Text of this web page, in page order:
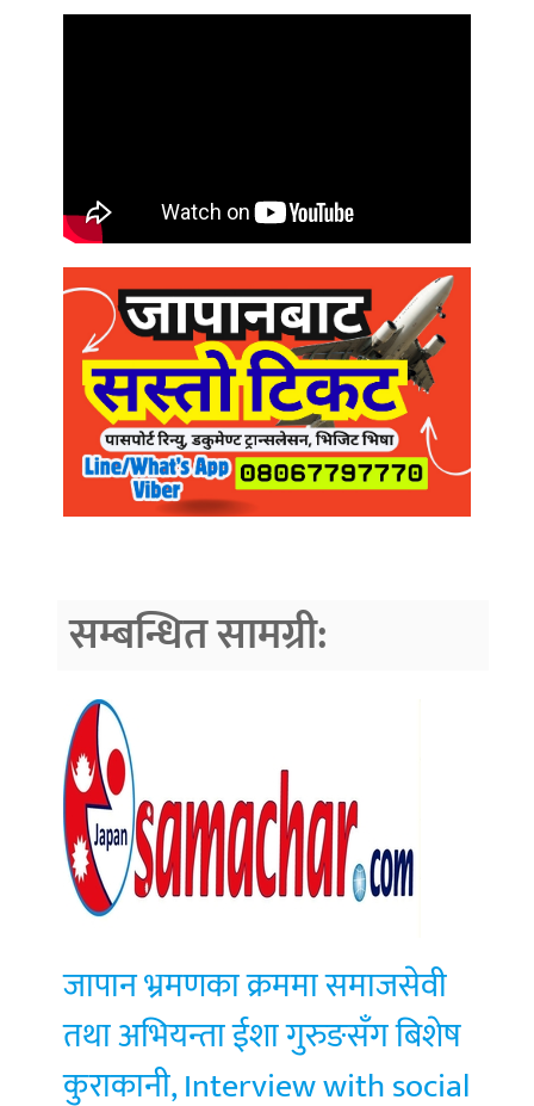
सम्बन्धित सामग्री:
जापान भ्रमणका क्रममा समाजसेवी
तथा अभियन्ता ईशा गुरुङसँग बिशेष
कुराकानी, Interview with social